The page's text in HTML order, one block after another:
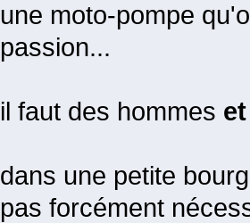
une moto-pompe
passion...
il faut des hommes
dans une petite
pas forcément